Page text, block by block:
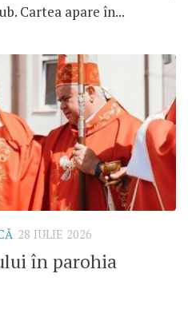
Cartea apare în...
28 IULIE 2026
în parohia